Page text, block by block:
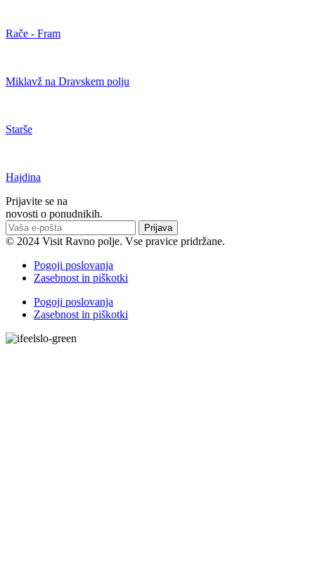
Rače - Fram
Miklavž na Dravskem polju
Starše
Hajdina
Prijavite se na
novosti o ponudnikih.
Prijava
© 2024 Visit Ravno polje. Vse pravice pridržane.
Pogoji poslovanja
Zasebnost in piškotki
Pogoji poslovanja
Zasebnost in piškotki